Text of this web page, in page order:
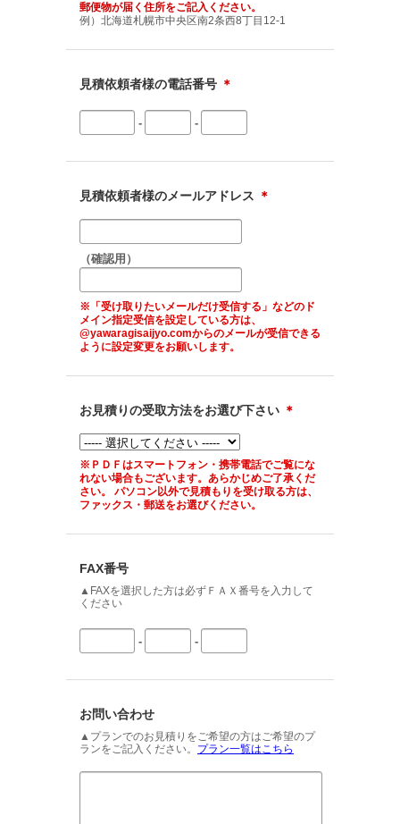
郵便物が届く住所をご記入ください。
例）北海道札幌市中央区南2条西8丁目12-1
見積依頼者様の電話番号 ＊
- -
見積依頼者様のメールアドレス ＊
（確認用）
※「受け取りたいメールだけ受信する」などのド
メイン指定受信を設定している方は、
@yawaragisaijyo.comからのメールが受信できる
ように設定変更をお願いします。
お見積りの受取方法をお選び下さい ＊
※ＰＤＦはスマートフォン・携帯電話でご覧にな
れない場合もございます。あらかじめご了承くだ
さい。 パソコン以外で見積もりを受け取る方は、
ファックス・郵送をお選びください。
FAX番号
▲FAXを選択した方は必ずＦＡＸ番号を入力して
ください
- -
お問い合わせ
▲プランでのお見積りをご希望の方はご希望のプ
ランをご記入ください。 プラン一覧はこちら